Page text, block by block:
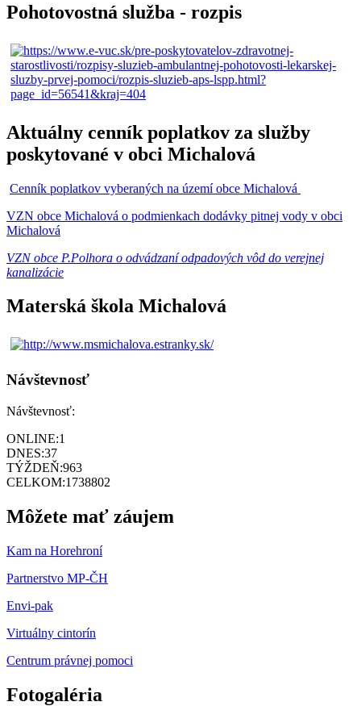
Pohotovostná služba - rozpis
Aktuálny cenník poplatkov za služby
poskytované v obci Michalová
Cenník poplatkov vyberaných na území obce Michalová
VZN obce Michalová o podmienkach dodávky pitnej vody v obci
Michalová
VZN obce P.Polhora o odvádzaní odpadových vôd do verejnej
kanalizácie
Materská škola Michalová
Návštevnosť
Návštevnosť:
ONLINE:1
DNES:37
TÝŽDEŇ:963
CELKOM:1738802
Môžete mať záujem
Kam na Horehroní
Partnerstvo MP-ČH
Envi-pak
Virtuálny cintorín
Centrum právnej pomoci
Fotogaléria